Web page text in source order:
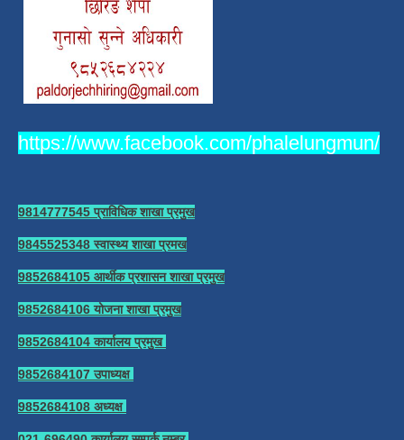
https://www.facebook.com/phalelungmun/
9814777545 प्राविधिक शाखा प्रमुख
9845525348 स्वास्थ्य शाखा प्रमख
9852684105 आर्थीक प्रशासन शाखा प्रमुख
9852684106 योजना शाखा प्रमुख
9852684104 कार्यालय प्रमुख
9852684107 उपाध्यक्ष
9852684108 अध्यक्ष